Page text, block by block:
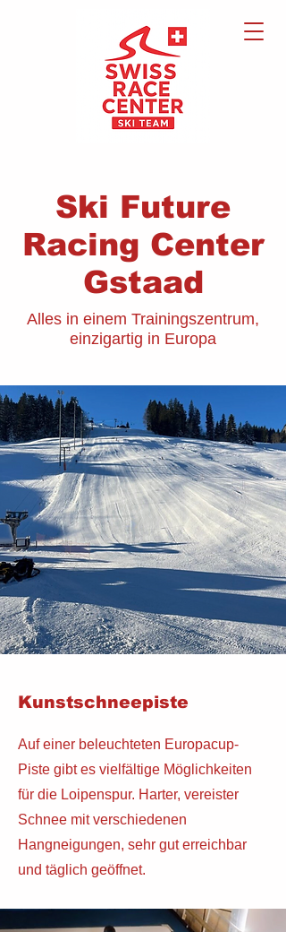
Ski Future
Racing Center
Gstaad
Alles in einem Trainingszentrum,
einzigartig in Europa
Kunstschneepiste
Auf einer beleuchteten Europacup-
Piste gibt es vielfältige Möglichkeiten
für die Loipenspur. Harter, vereister
Schnee mit verschiedenen
Hangneigungen, sehr gut erreichbar
und täglich geöffnet.